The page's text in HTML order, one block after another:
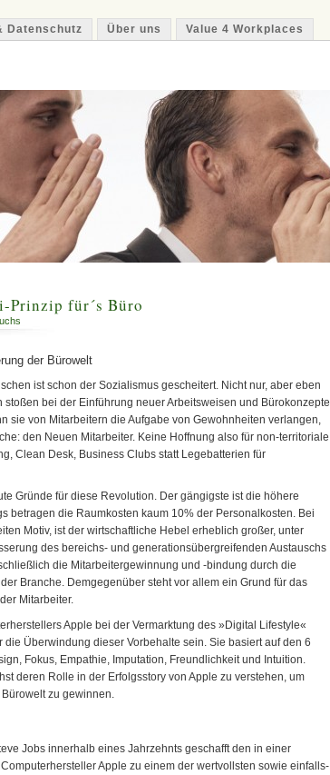
Datenschutz Über uns Value 4 Workplaces
Prinzip für´s Büro
der Bürowelt
ist schon der Sozialismus gescheitert. Nicht nur, aber eben
stoßen bei der Einführung neuer Arbeitsweisen und Bürokonzepte
sie von Mitarbeitern die Aufgabe von Gewohnheiten verlangen,
den Neuen Mitarbeiter. Keine Hoffnung also für non-territoriale
Clean Desk, Business Clubs statt Legebatterien für
Gründe für diese Revolution. Der gängigste ist die höhere
betragen die Raumkosten kaum 10% der Personalkosten. Bei
Motiv, ist der wirtschaftliche Hebel erheblich großer, unter
des bereichs- und generationsübergreifenden Austauschs
die Mitarbeitergewinnung und -bindung durch die
Branche. Demgegenüber steht vor allem ein Grund für das
Mitarbeiter.
Apple bei der Vermarktung des »Digital Lifestyle«
die Überwindung dieser Vorbehalte sein. Sie basiert auf den 6
Fokus, Empathie, Imputation, Freundlichkeit und Intuition.
deren Rolle in der Erfolgsstory von Apple zu verstehen, um
zu gewinnen.
Jobs innerhalb eines Jahrzehnts geschafft den in einer
Apple zu einem der wertvollsten sowie einfalls-,